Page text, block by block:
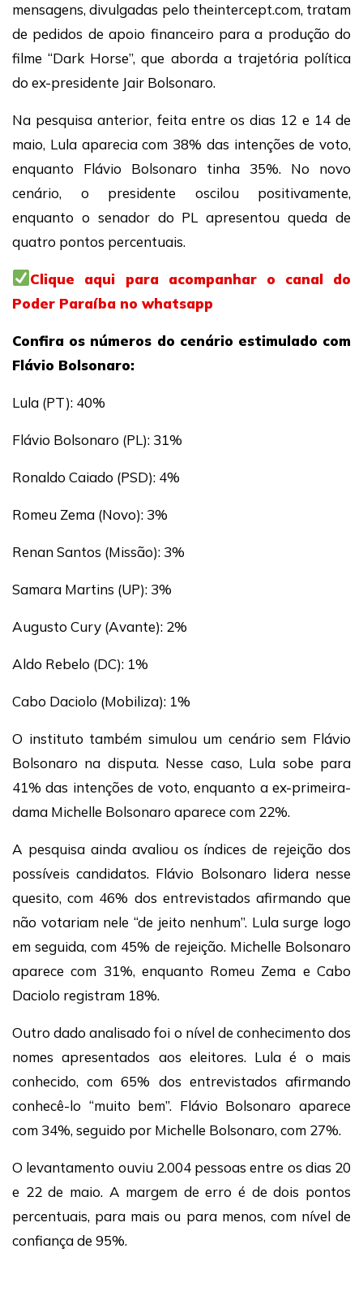
mensagens, divulgadas pelo theintercept.com, tratam
de pedidos de apoio financeiro para a produção do
filme “Dark Horse”, que aborda a trajetória política
do ex-presidente Jair Bolsonaro.
Na pesquisa anterior, feita entre os dias 12 e 14 de
maio, Lula aparecia com 38% das intenções de voto,
enquanto Flávio Bolsonaro tinha 35%. No novo
cenário, o presidente oscilou positivamente,
enquanto o senador do PL apresentou queda de
quatro pontos percentuais.
Clique aqui para acompanhar o canal do
Poder Paraíba no whatsapp
Confira os números do cenário estimulado com
Flávio Bolsonaro:
Lula (PT): 40%
Flávio Bolsonaro (PL): 31%
Ronaldo Caiado (PSD): 4%
Romeu Zema (Novo): 3%
Renan Santos (Missão): 3%
Samara Martins (UP): 3%
Augusto Cury (Avante): 2%
Aldo Rebelo (DC): 1%
Cabo Daciolo (Mobiliza): 1%
O instituto também simulou um cenário sem Flávio
Bolsonaro na disputa. Nesse caso, Lula sobe para
41% das intenções de voto, enquanto a ex-primeira-
dama Michelle Bolsonaro aparece com 22%.
A pesquisa ainda avaliou os índices de rejeição dos
possíveis candidatos. Flávio Bolsonaro lidera nesse
quesito, com 46% dos entrevistados afirmando que
não votariam nele “de jeito nenhum”. Lula surge logo
em seguida, com 45% de rejeição. Michelle Bolsonaro
aparece com 31%, enquanto Romeu Zema e Cabo
Daciolo registram 18%.
Outro dado analisado foi o nível de conhecimento dos
nomes apresentados aos eleitores. Lula é o mais
conhecido, com 65% dos entrevistados afirmando
conhecê-lo “muito bem”. Flávio Bolsonaro aparece
com 34%, seguido por Michelle Bolsonaro, com 27%.
O levantamento ouviu 2.004 pessoas entre os dias 20
e 22 de maio. A margem de erro é de dois pontos
percentuais, para mais ou para menos, com nível de
confiança de 95%.